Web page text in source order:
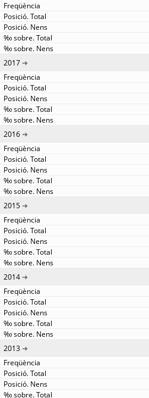
2017
2016
2015
2014
2013